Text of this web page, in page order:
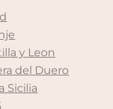
y Leon
del Duero
Sicilia